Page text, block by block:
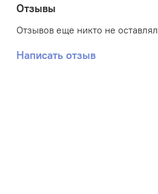
Отзывы
Отзывов еще никто не оставлял
Написать отзыв